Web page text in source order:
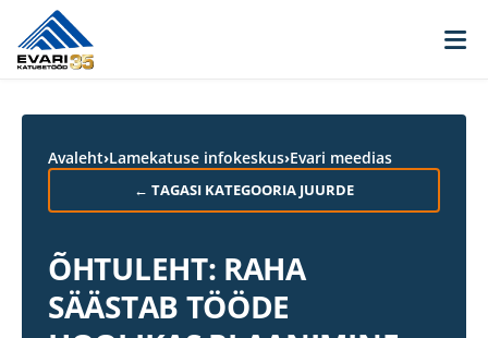
Skip to content
Avaleht›Lamekatuse infokeskus›Evari meedias
← TAGASI KATEGOORIA JUURDE
ÕHTULEHT: RAHA
SÄÄSTAB TÖÖDE